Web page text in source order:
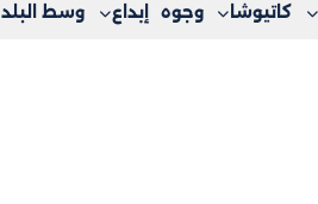
كاتيوشا وجوه إبداع وسط البلد